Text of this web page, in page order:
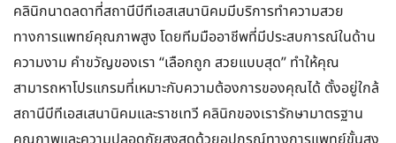
คลินิกนาดลดาที่สถานีบีทีเอสเสนานิคมมีบริการทำความสวย
ทางการแพทย์คุณภาพสูง โดยทีมมืออาชีพที่มีประสบการณ์ในด้าน
ความงาม คำขวัญของเรา “เลือกถูก สวยแบบสุด” ทำให้คุณ
สามารถหาโปรแกรมที่เหมาะกับความต้องการของคุณได้ ตั้งอยู่ใกล้
สถานีบีทีเอสเสนานิคมและราชเทวี คลินิกของเรารักษามาตรฐาน